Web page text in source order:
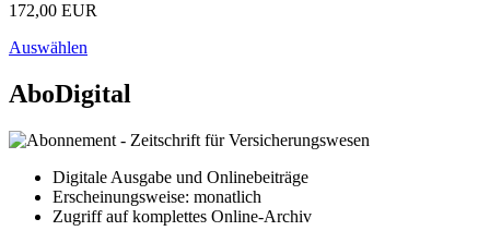
172,00 EUR
Auswählen
AboDigital
Digitale Ausgabe und Onlinebeiträge
Erscheinungsweise: monatlich
Zugriff auf komplettes Online-Archiv